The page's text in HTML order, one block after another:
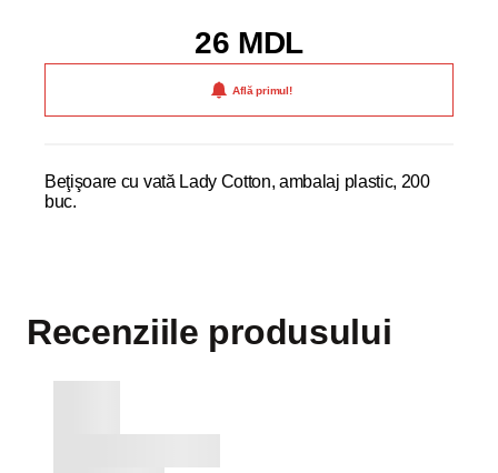
26 MDL
Află primul!
Beţişoare cu vată Lady Cotton, ambalaj plastic, 200
buc.
Recenziile produsului